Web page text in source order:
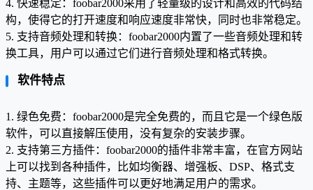
4. 快速稳定：foobar2000采用了轻量级的设计和高效的代码结
构，使得它的打开速度和响应速度非常快，同时也非常稳定。
5. 支持音频处理和转换：foobar2000内置了一些音频处理和转
换工具，用户可以通过它们进行音频处理和格式转换。
软件特点
1. 绿色免费：foobar2000是完全免费的，而且它是一个绿色版
软件，可以直接解压使用，没有复杂的安装步骤。
2. 支持第三方插件：foobar2000的插件非常丰富，在官方网站
上可以找到各种插件，比如均衡器、增强板、DSP、格式支
持、主题等，这些插件可以更好地满足用户的需求。